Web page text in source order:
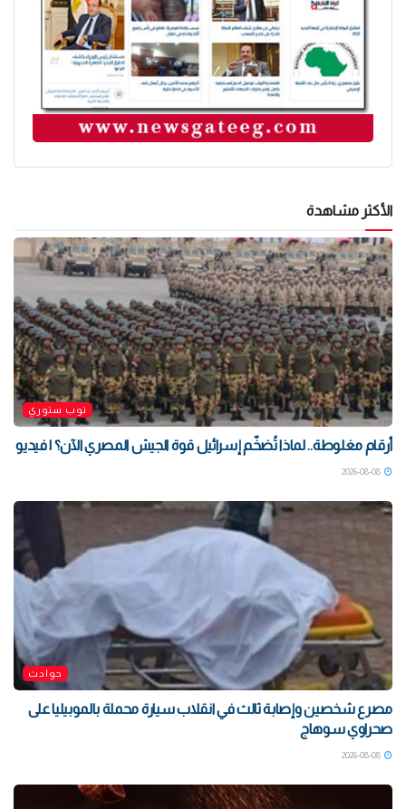
الأكثر مشاهدة
توب ستوري
أرقام مغلوطة.. لماذا تُضخّم إسرائيل قوة الجيش المصري الآن؟ | فيديو
حوادث
مصرع شخصين وإصابة ثالث في انقلاب سيارة محملة بالموبيليا على
صحراوي سوهاج